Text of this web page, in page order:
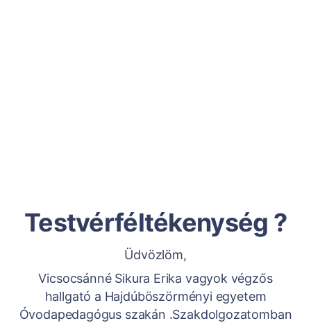
Testvérféltékenység ?
Üdvözlöm,
Vicsocsánné Sikura Erika vagyok végzős
hallgató a Hajdúböszörményi egyetem
Óvodapedagógus szakán .Szakdolgozatomban